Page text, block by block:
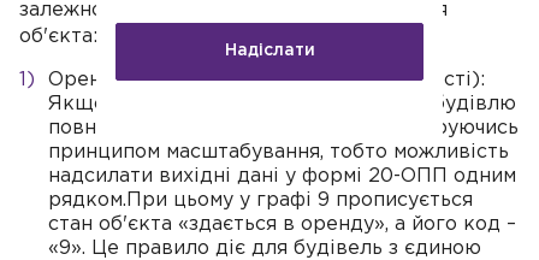
залежно від типу оренди та використання
об'єкта:
Оренда всієї будівлі (об'єкта нерухомості):
Якщо власник передає в оренду всю будівлю
повністю або її окремі приміщення, керуючись
принципом масштабування, тобто можливість
надсилати вихідні дані у формі 20-ОПП одним
рядком.При цьому у графі 9 прописується
стан об'єкта «здається в оренду», а його код –
«9». Це правило діє для будівель з єдиною
Надіслати